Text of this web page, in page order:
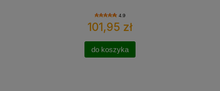
4.9
101,95 zł
do koszyka